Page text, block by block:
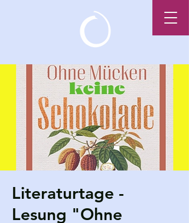
Literaturtage -
Lesung "Ohne